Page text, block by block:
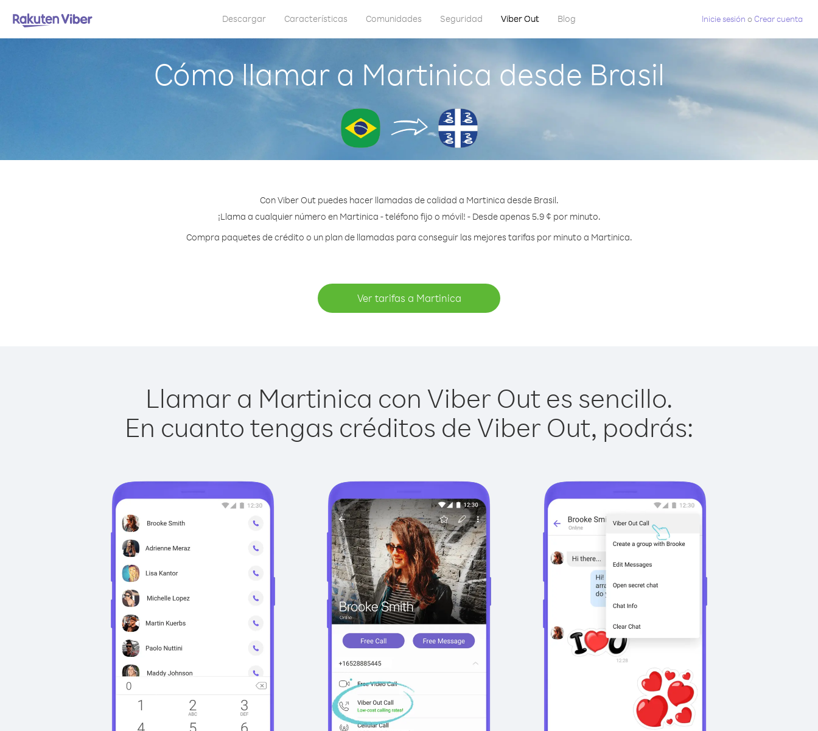
Descargar Características Comunidades Seguridad Viber Out Blog Inicie sesión oCrear cuenta
Cómo llamar a Martinica desde Brasil
Con Viber Out puedes hacer llamadas de calidad a Martinica desde Brasil.
¡Llama a cualquier número en Martinica - teléfono fijo o móvil! - Desde apenas 5.9 ¢ por minuto.
Compra paquetes de crédito o un plan de llamadas para conseguir las mejores tarifas por minuto a Martinica.
Ver tarifas a Martinica
Llamar a Martinica con Viber Out es sencillo.
En cuanto tengas créditos de Viber Out, podrás: